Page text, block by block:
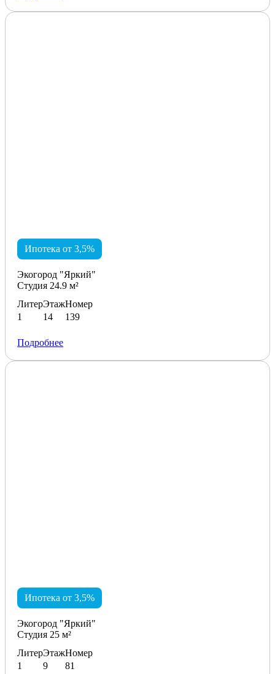
Ипотека от 3,5%
Экогород "Яркий"
Студия 24.9 м²
Литер
1
Этаж
14
Номер
139
Подробнее
Ипотека от 3,5%
Экогород "Яркий"
Студия 25 м²
Литер
1
Этаж
9
Номер
81